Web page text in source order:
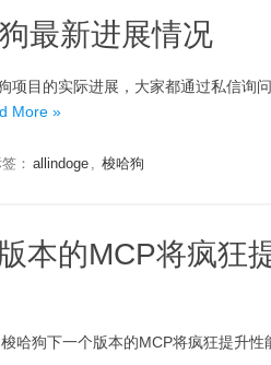
最新进展情况
项目的实际进展，大家都通过私信询
More »
： allindoge , 梭哈狗
本的MCP将疯狂
哈狗下一个版本的MCP将疯狂提升性